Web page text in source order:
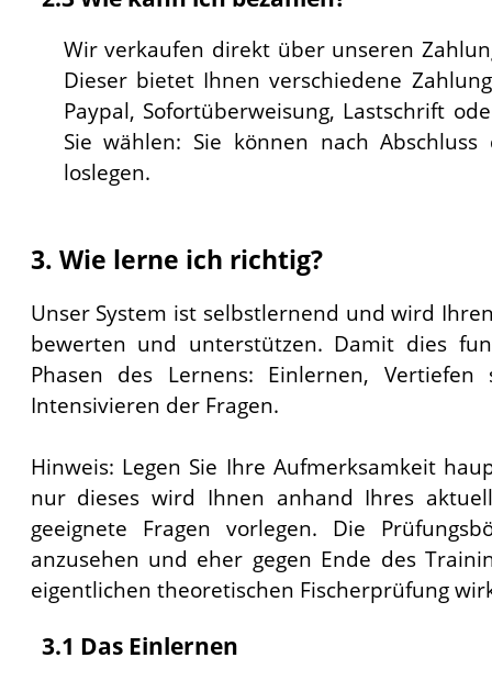
Wir verkaufen direkt über unseren
Dieser bietet Ihnen verschiedene
Paypal, Sofortüberweisung, Lastschrift
Sie wählen: Sie können nach Abschluss
loslegen.
3. Wie lerne ich richtig?
Unser System ist selbstlernend und wird
bewerten und unterstützen. Damit dies
Phasen des Lernens: Einlernen, Vertiefen
Intensivieren der Fragen.
Hinweis: Legen Sie Ihre Aufmerksamkeit
nur dieses wird Ihnen anhand Ihres
geeignete Fragen vorlegen. Die
anzusehen und eher gegen Ende des
eigentlichen theoretischen Fischerprüfung
3.1 Das Einlernen